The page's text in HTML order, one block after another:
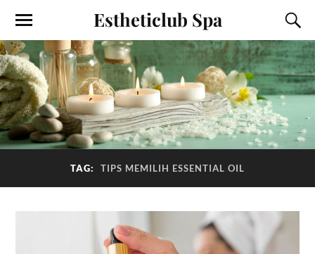
Estheticlub Spa
TAG: TIPS MEMILIH ESSENTIAL OIL